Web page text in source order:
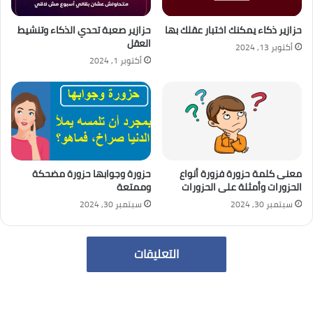
حزازير ذكاء يمكنك اختبار عقلك بها
أكتوبر 13, 2024
حزازير صعبة تحدي الذكاء وتنشيط
العقل
أكتوبر 1, 2024
معنى كلمة حزورة فزورة أنواع
الحزورات وأمثلة على الحزورات
سبتمبر 30, 2024
حزورة وجوابها حزورة مضحكة
وممتعة
سبتمبر 30, 2024
التعليقات